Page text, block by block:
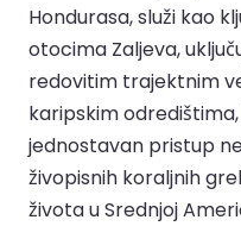
Hondurasa, služi kao
otocima Zaljeva,
redovitim trajektnim
karipskim
jednostavan pristup
živopisnih koraljnih
života u Srednjoj